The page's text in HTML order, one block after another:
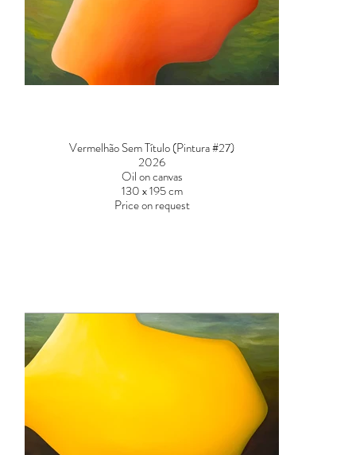
Vermelhão Sem Título (Pintura #27)
2026
Oil on canvas
130 x 195 cm
Price on request